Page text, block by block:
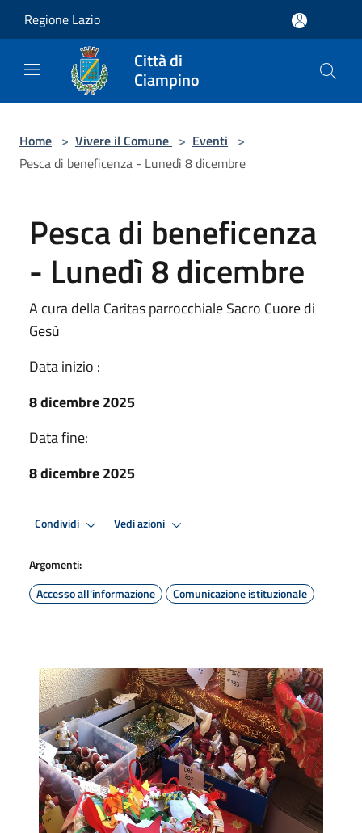
Regione Lazio
Città di
Ciampino
Home > Vivere il Comune > Eventi >
Pesca di beneficenza - Lunedì 8 dicembre
Pesca di beneficenza
- Lunedì 8 dicembre
A cura della Caritas parrocchiale Sacro Cuore di
Gesù
Data inizio :
8 dicembre 2025
Data fine:
8 dicembre 2025
Condividi Vedi azioni
Argomenti:
Accesso all'informazione
Comunicazione istituzionale